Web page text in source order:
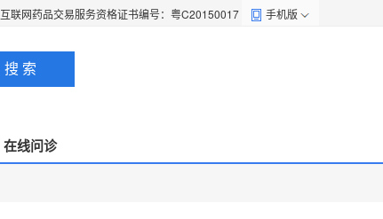
互联网药品交易服务资格证书编号：粤C20150017 手机版
搜 索
在线问诊